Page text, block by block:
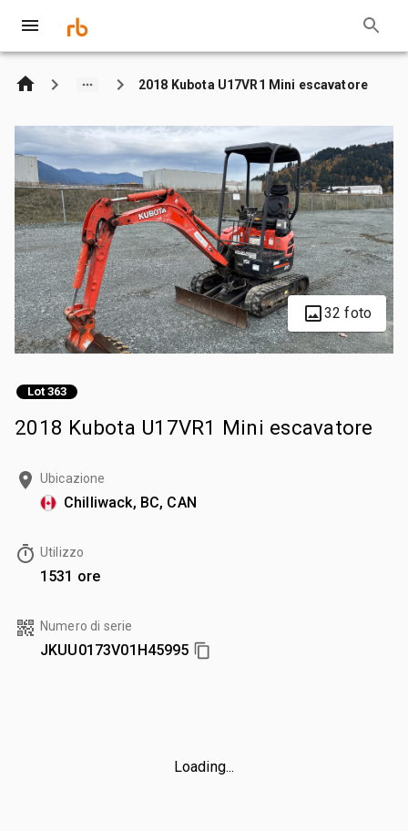
2018 Kubota U17VR1 Mini escavatore
32 foto
Lot 363
2018 Kubota U17VR1 Mini escavatore
Ubicazione
Chilliwack, BC, CAN
Utilizzo
1531 ore
Numero di serie
JKUU0173V01H45995
Loading...